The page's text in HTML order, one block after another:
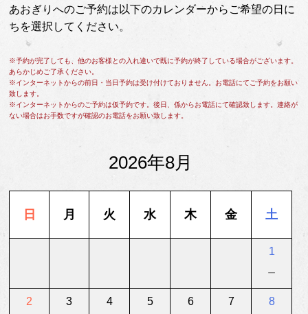
あおぎりへのご予約は以下のカレンダーからご希望の日に
ちを選択してください。
※予約が完了しても、他のお客様との入れ違いで既に予約が終了している場合がございます。
あらかじめご了承ください。
※インターネットからの前日・当日予約は受け付けておりません。お電話にてご予約をお願い
致します。
※インターネットからのご予約は仮予約です。後日、係からお電話にて確認致します。連絡が
ない場合はお手数ですが確認のお電話をお願い致します。
2026年8月
日 月 火 水 木 金 土
1
－
2 3 4 5 6 7 8